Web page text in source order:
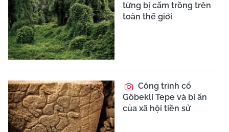
từng bị cấm trồng trên
toàn thế giới
Công trình cổ
Göbekli Tepe và bí ẩn
của xã hội tiền sử